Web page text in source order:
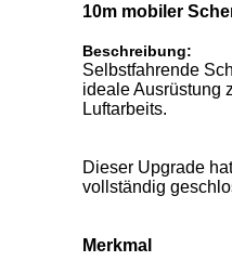
10m mobiler
Beschreibung:
Selbstfahrende
ideale Ausrüstung
Luftarbeits.
Dieser Upgrade
vollständig
Merkmal